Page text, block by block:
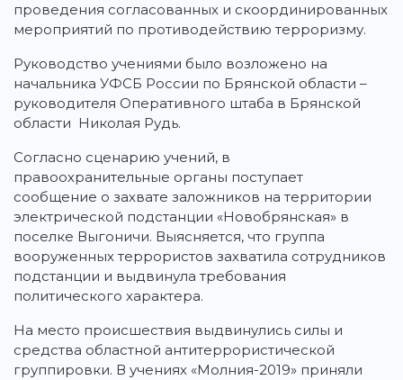
проведения согласованных и скоординированных
мероприятий по противодействию терроризму.
Руководство учениями было возложено на
начальника УФСБ России по Брянской области –
руководителя Оперативного штаба в Брянской
области Николая Рудь.
Согласно сценарию учений, в
правоохранительные органы поступает
сообщение о захвате заложников на территории
электрической подстанции «Новобрянская» в
поселке Выгоничи. Выясняется, что группа
вооруженных террористов захватила сотрудников
подстанции и выдвинула требования
политического характера.
На место происшествия выдвинулись силы и
средства областной антитеррористической
группировки. В учениях «Молния-2019» приняли